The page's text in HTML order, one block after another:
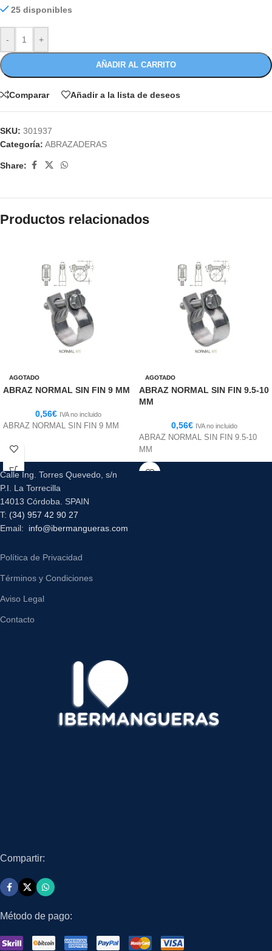
25 disponibles
- +
AÑADIR AL CARRITO
Comparar Añadir a la lista de deseos
SKU: 301937
Categoría: ABRAZADERAS
Share:
Productos relacionados
AGOTADO
ABRAZ NORMAL SIN FIN 9 MM
0,56€ IVA no incluido
ABRAZ NORMAL SIN FIN 9 MM
AGOTADO
ABRAZ NORMAL SIN FIN 9.5-10
MM
0,56€ IVA no incluido
ABRAZ NORMAL SIN FIN 9.5-10
MM
Calle Ing. Torres Quevedo, s/n
P.I. La Torrecilla
14013 Córdoba. SPAIN
T: (34) 957 42 90 27
Email: info@ibermangueras.com
Política de Privacidad
Términos y Condiciones
Aviso Legal
Contacto
Compartir:
Método de pago: